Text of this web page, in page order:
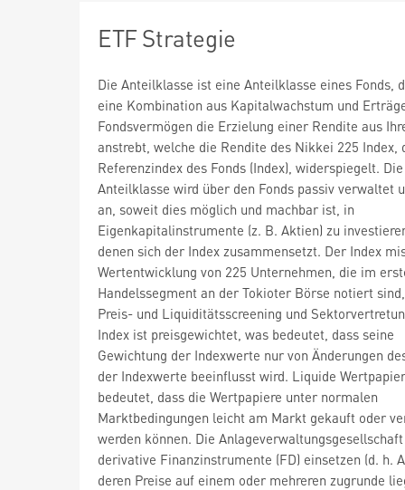
ETF Strategie
Die Anteilklasse ist eine Anteilklasse eines Fonds,
eine Kombination aus Kapitalwachstum und
Fondsvermögen die Erzielung einer Rendite aus
anstrebt, welche die Rendite des Nikkei 225 Index,
Referenzindex des Fonds (Index), widerspiegelt. Die
Anteilklasse wird über den Fonds passiv verwaltet
an, soweit dies möglich und machbar ist, in
Eigenkapitalinstrumente (z. B. Aktien) zu
denen sich der Index zusammensetzt. Der Index
Wertentwicklung von 225 Unternehmen, die im
Handelssegment an der Tokioter Börse notiert
Preis- und Liquiditätsscreening und
Index ist preisgewichtet, was bedeutet, dass seine
Gewichtung der Indexwerte nur von Änderungen
der Indexwerte beeinflusst wird. Liquide
bedeutet, dass die Wertpapiere unter normalen
Marktbedingungen leicht am Markt gekauft oder
werden können. Die
derivative Finanzinstrumente (FD) einsetzen (d. h.
deren Preise auf einem oder mehreren zugrunde